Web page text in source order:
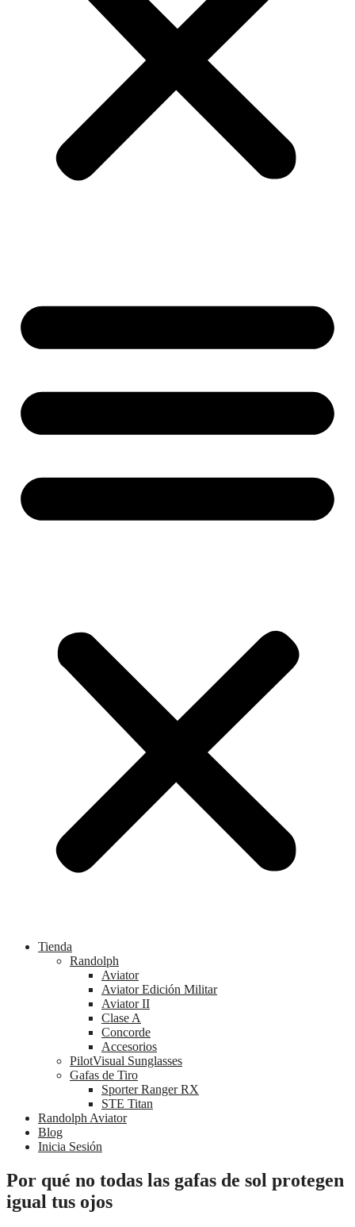
Tienda
Randolph
Aviator
Aviator Edición Militar
Aviator II
Clase A
Concorde
Accesorios
PilotVisual Sunglasses
Gafas de Tiro
Sporter Ranger RX
STE Titan
Randolph Aviator
Blog
Inicia Sesión
Por qué no todas las gafas de sol protegen
igual tus ojos